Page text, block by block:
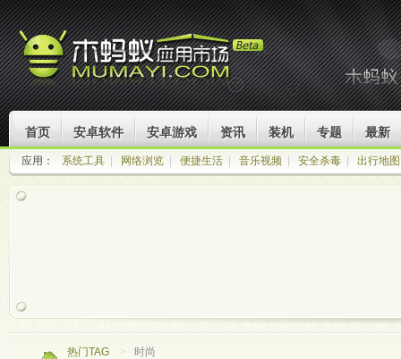
首页 安卓软件 安卓游戏 资讯 装机 专题 最新
应用： 系统工具 网络浏览 便捷生活 音乐视频 安全杀毒 出行地图
热门TAG > 时尚